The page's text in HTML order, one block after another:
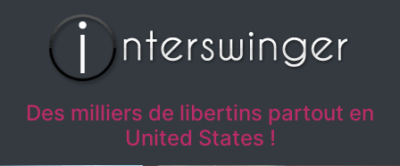
Des milliers de libertins partout en
United States !